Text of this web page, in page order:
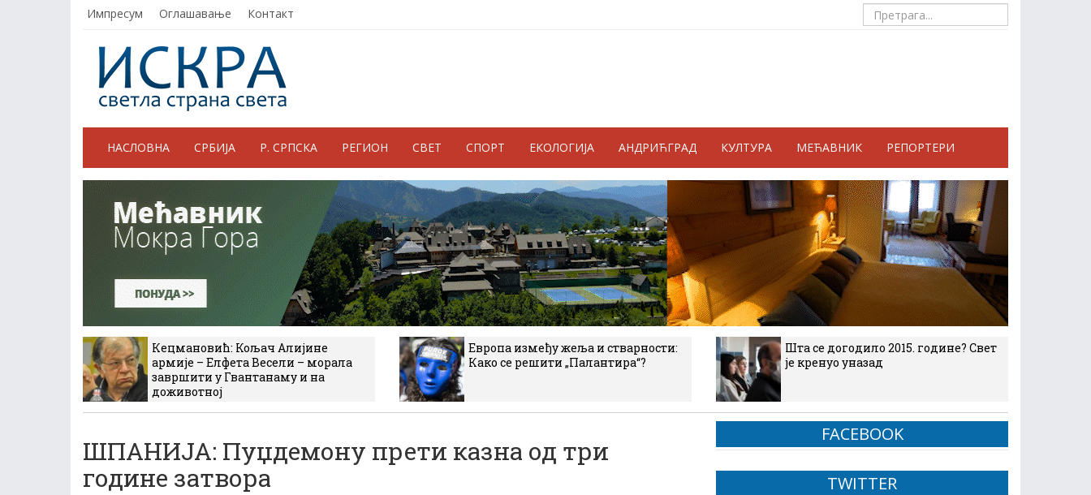
Импресум Оглашавање Контакт
НАСЛОВНА СРБИЈА Р. СРПСКА РЕГИОН СВЕТ СПОРТ ЕКОЛОГИЈА АНДРИЋГРАД КУЛТУРА МЕЋАВНИК РЕПОРТЕРИ
Кецмановић: Кољач Алијине
армије – Елфета Весели – морала
завршити у Гвантанаму и на
доживотној
Европа између жеља и стварности:
Како се решити „Палантира“?
Шта се догодило 2015. године? Свет
је кренуо уназад
ШПАНИЈА: Пуџдемону прети казна од три
године затвора
FACEBOOK
TWITTER